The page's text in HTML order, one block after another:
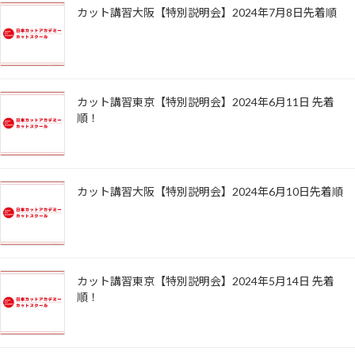
カット講習大阪【特別説明会】2024年7月8日先着順
カット講習東京【特別説明会】2024年6月11日 先着
順！
カット講習大阪【特別説明会】2024年6月10日先着順
カット講習東京【特別説明会】2024年5月14日 先着
順！